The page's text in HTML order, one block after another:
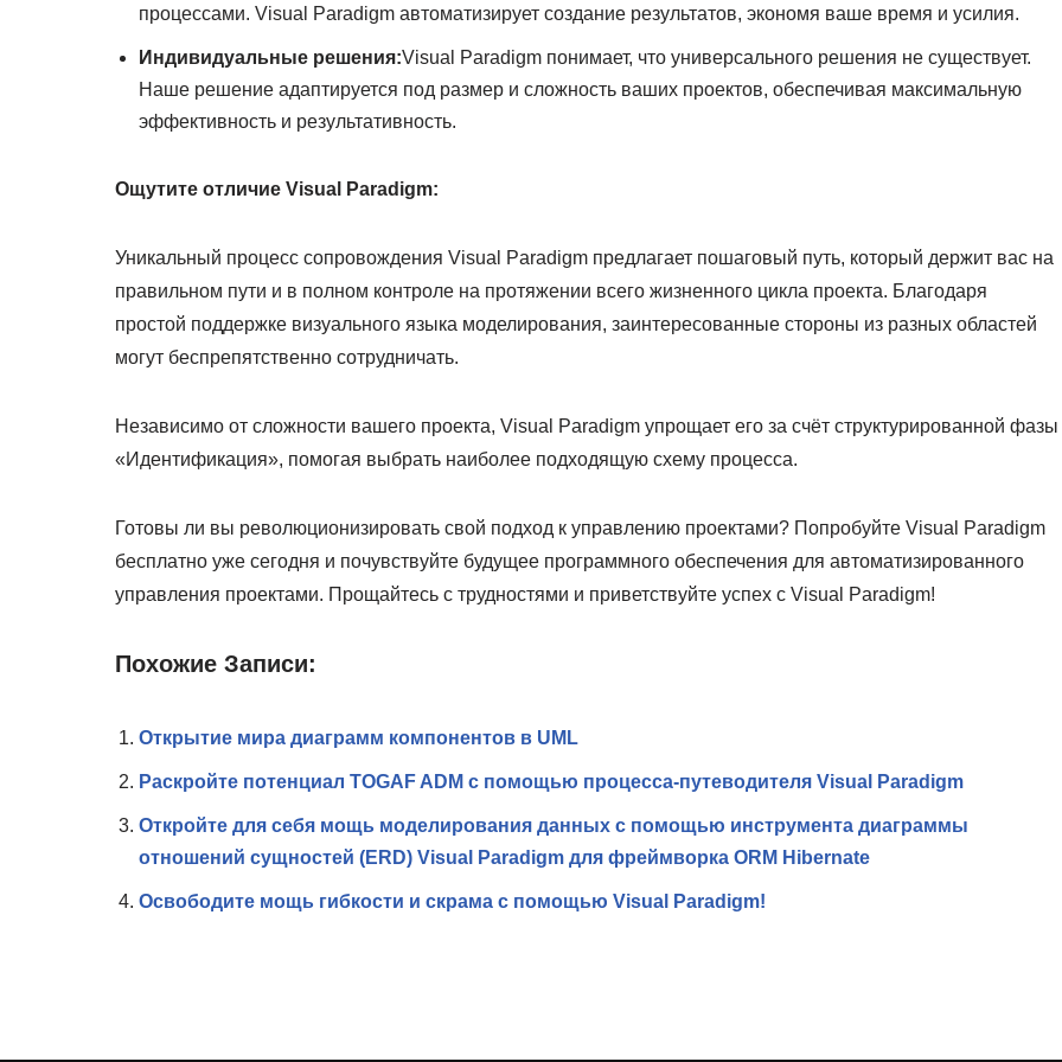
процессами. Visual Paradigm автоматизирует создание результатов, экономя ваше время и усилия.
Индивидуальные решения:Visual Paradigm понимает, что универсального решения не существует.
Наше решение адаптируется под размер и сложность ваших проектов, обеспечивая максимальную
эффективность и результативность.
Ощутите отличие Visual Paradigm:
Уникальный процесс сопровождения Visual Paradigm предлагает пошаговый путь, который держит вас на
правильном пути и в полном контроле на протяжении всего жизненного цикла проекта. Благодаря
простой поддержке визуального языка моделирования, заинтересованные стороны из разных областей
могут беспрепятственно сотрудничать.
Независимо от сложности вашего проекта, Visual Paradigm упрощает его за счёт структурированной фазы
«Идентификация», помогая выбрать наиболее подходящую схему процесса.
Готовы ли вы революционизировать свой подход к управлению проектами? Попробуйте Visual Paradigm
бесплатно уже сегодня и почувствуйте будущее программного обеспечения для автоматизированного
управления проектами. Прощайтесь с трудностями и приветствуйте успех с Visual Paradigm!
Похожие Записи:
Открытие мира диаграмм компонентов в UML
Раскройте потенциал TOGAF ADM с помощью процесса-путеводителя Visual Paradigm
Откройте для себя мощь моделирования данных с помощью инструмента диаграммы
отношений сущностей (ERD) Visual Paradigm для фреймворка ORM Hibernate
Освободите мощь гибкости и скрама с помощью Visual Paradigm!